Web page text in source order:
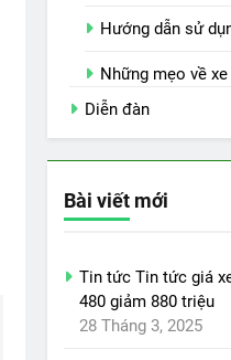
Hướng dẫn sử
Những mẹo về xe
Diễn đàn
Bài viết mới
Tin tức Tin tức giá
480 giảm 880 triệu
28 Tháng 3, 2025